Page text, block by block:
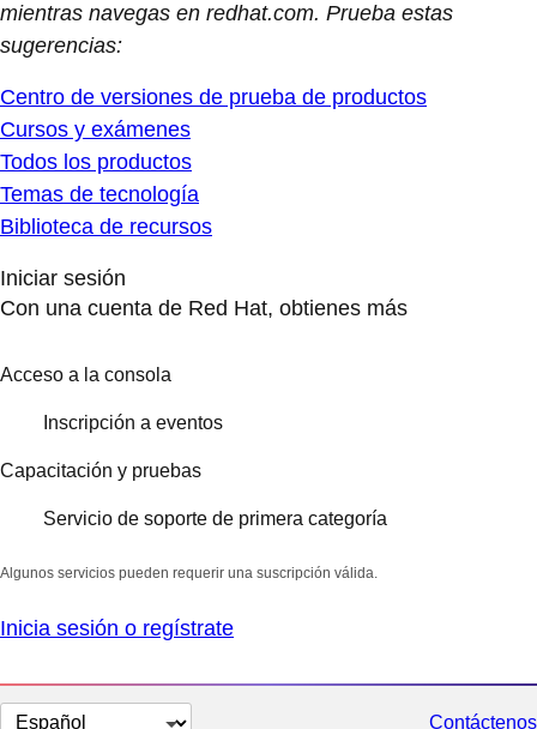
mientras navegas en redhat.com. Prueba estas
sugerencias:
Centro de versiones de prueba de productos
Cursos y exámenes
Todos los productos
Temas de tecnología
Biblioteca de recursos
Iniciar sesión
Con una cuenta de Red Hat, obtienes más
Acceso a la consola
Inscripción a eventos
Capacitación y pruebas
Servicio de soporte de primera categoría
Algunos servicios pueden requerir una suscripción válida.
Inicia sesión o regístrate
Cambiar
Contáctenos